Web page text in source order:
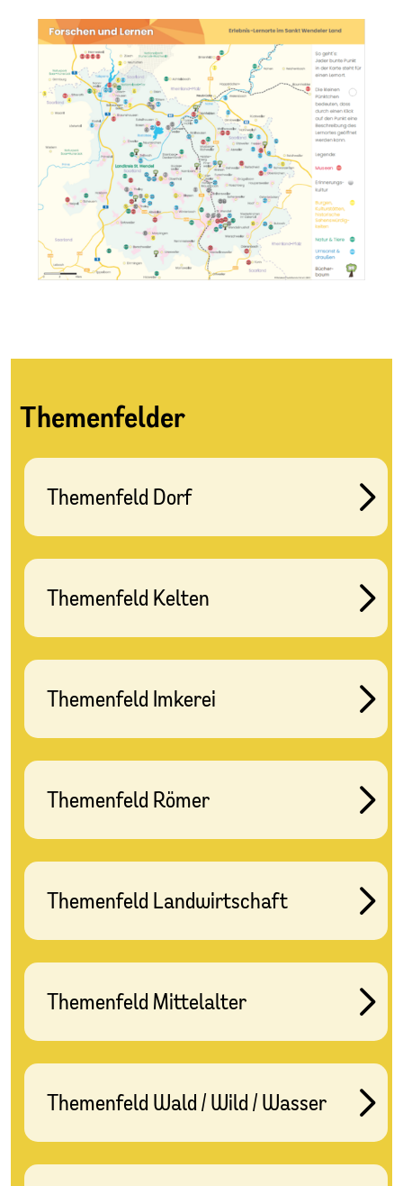
Themenfelder
Themenfeld Dorf
Themenfeld Kelten
Themenfeld Imkerei
Themenfeld Römer
Themenfeld Landwirtschaft
Themenfeld Mittelalter
Themenfeld Wald / Wild / Wasser